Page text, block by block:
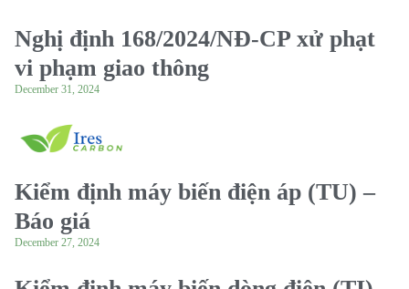
Nghị định 168/2024/NĐ-CP xử phạt
vi phạm giao thông
December 31, 2024
Kiểm định máy biến điện áp (TU) –
Báo giá
December 27, 2024